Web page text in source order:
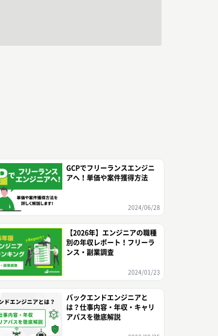
GCPでフリーランスエンジニ
アへ！単価や案件獲得方法
2024/06/28
【2026年】エンジニアの職種
別の年収レポート！フリーラ
ンス・副業調査
2024/01/23
バックエンドエンジニアと
は？仕事内容・年収・キャリ
アパスを徹底解説